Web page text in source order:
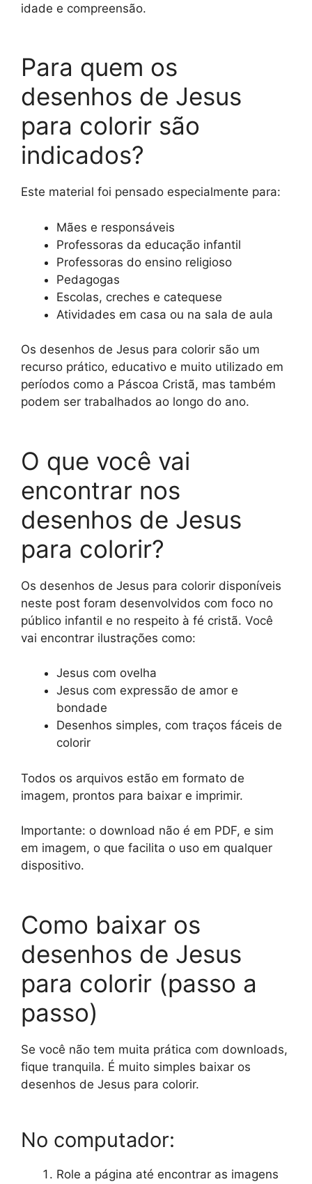
idade e compreensão.
Para quem os
desenhos de Jesus
para colorir são
indicados?
Este material foi pensado especialmente para:
Mães e responsáveis
Professoras da educação infantil
Professoras do ensino religioso
Pedagogas
Escolas, creches e catequese
Atividades em casa ou na sala de aula
Os desenhos de Jesus para colorir são um
recurso prático, educativo e muito utilizado em
períodos como a Páscoa Cristã, mas também
podem ser trabalhados ao longo do ano.
O que você vai
encontrar nos
desenhos de Jesus
para colorir?
Os desenhos de Jesus para colorir disponíveis
neste post foram desenvolvidos com foco no
público infantil e no respeito à fé cristã. Você
vai encontrar ilustrações como:
Jesus com ovelha
Jesus com expressão de amor e
bondade
Desenhos simples, com traços fáceis de
colorir
Todos os arquivos estão em formato de
imagem, prontos para baixar e imprimir.
Importante: o download não é em PDF, e sim
em imagem, o que facilita o uso em qualquer
dispositivo.
Como baixar os
desenhos de Jesus
para colorir (passo a
passo)
Se você não tem muita prática com downloads,
fique tranquila. É muito simples baixar os
desenhos de Jesus para colorir.
No computador:
Role a página até encontrar as imagens